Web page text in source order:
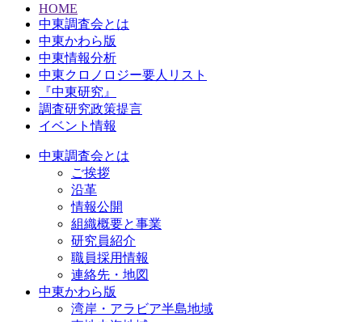
HOME
中東調査会とは
中東かわら版
中東情報分析
中東クロノロジー要人リスト
『中東研究』
調査研究政策提言
イベント情報
中東調査会とは
ご挨拶
沿革
情報公開
組織概要と事業
研究員紹介
職員採用情報
連絡先・地図
中東かわら版
湾岸・アラビア半島地域